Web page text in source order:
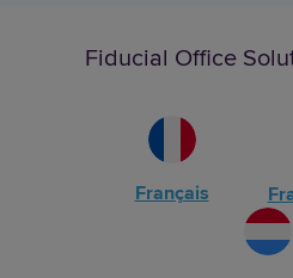
Fiducial Office
Français